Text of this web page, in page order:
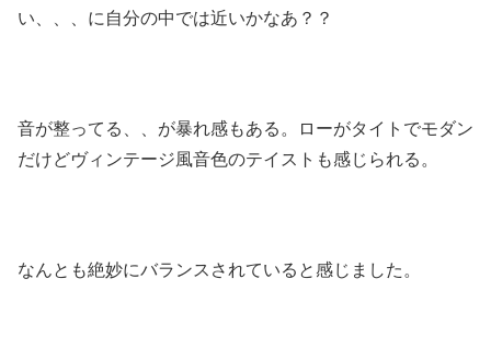
い、、、に自分の中では近いかなあ？？
音が整ってる、、が暴れ感もある。ローがタイトでモダン
だけどヴィンテージ風音色のテイストも感じられる。
なんとも絶妙にバランスされていると感じました。